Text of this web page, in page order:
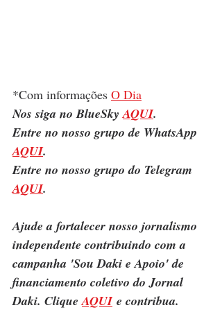
*Com informações O Dia
Nos siga no BlueSky AQUI.
Entre no nosso grupo de WhatsApp
AQUI.
Entre no nosso grupo do Telegram
AQUI.
Ajude a fortalecer nosso jornalismo
independente contribuindo com a
campanha 'Sou Daki e Apoio' de
financiamento coletivo do Jornal
Daki. Clique AQUI e contribua.